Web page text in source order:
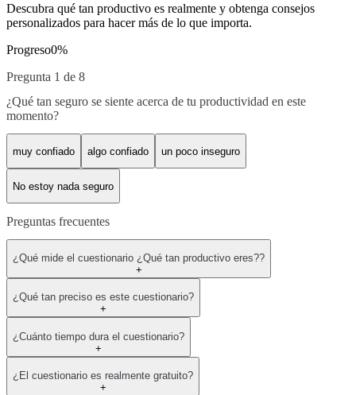
Descubra qué tan productivo es realmente y obtenga consejos
personalizados para hacer más de lo que importa.
Progreso0%
Pregunta 1 de 8
¿Qué tan seguro se siente acerca de tu productividad en este
momento?
muy confiado algo confiado un poco inseguro
No estoy nada seguro
Preguntas frecuentes
¿Qué mide el cuestionario ¿Qué tan productivo eres??
+
¿Qué tan preciso es este cuestionario?
+
¿Cuánto tiempo dura el cuestionario?
+
¿El cuestionario es realmente gratuito?
+